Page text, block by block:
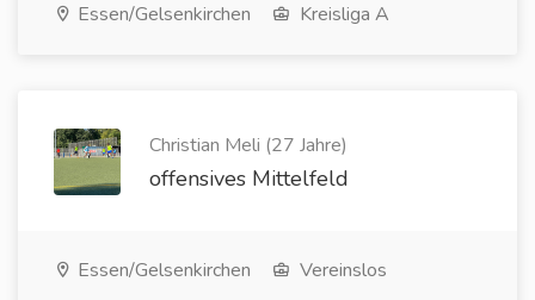
Essen/Gelsenkirchen Kreisliga A
Christian Meli (27 Jahre)
offensives Mittelfeld
Essen/Gelsenkirchen Vereinslos